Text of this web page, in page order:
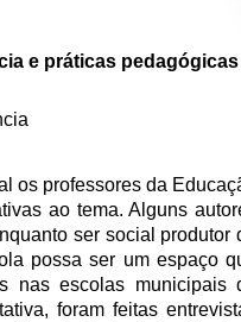
e práticas pedagógicas
os professores da
ao tema. Alguns
ser social produtor
possa ser um espaço
nas escolas municipais
foram feitas